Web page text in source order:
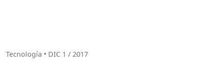
Tecnología • DIC 1 / 2017